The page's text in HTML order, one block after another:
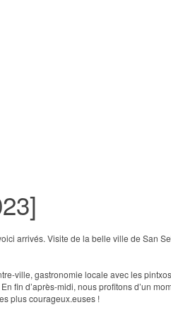
arrivés. Visite de la belle ville de San
ville, gastronomie locale avec les
fin d’après-midi, nous profitons d’un
plus courageux.euses !